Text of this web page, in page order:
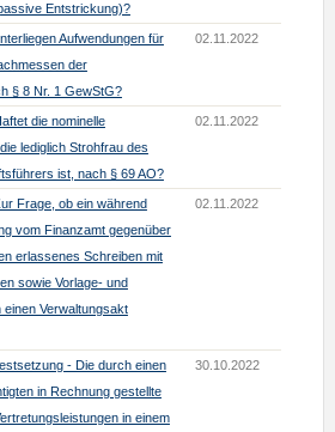
Entstrickung)?
Aufwendungen für
der
§ 8 Nr. 1 GewStG?
02.11.2022
die nominelle
lediglich Strohfrau des
ist, nach § 69 AO?
02.11.2022
Frage, ob ein während
vom Finanzamt gegenüber
erlassenes Schreiben mit
sowie Vorlage- und
Verwaltungsakt
02.11.2022
- Die durch einen
in Rechnung gestellte
in einem
30.10.2022